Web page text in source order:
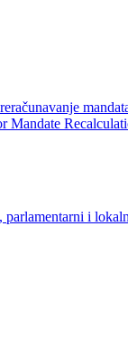
Mandate
parlamentarni i